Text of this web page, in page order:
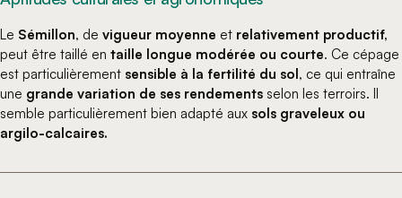
Le Sémillon, de vigueur moyenne et relativement productif,
peut être taillé en taille longue modérée ou courte. Ce cépage
est particulièrement sensible à la fertilité du sol , ce qui entraîne
une grande variation de ses rendements selon les terroirs. Il
semble particulièrement bien adapté aux sols graveleux ou
argilo-calcaires.